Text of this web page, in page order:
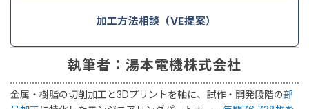
加工方法相談（VE提案）
執筆者：湯本電機株式会社
金属・樹脂の切削加工と3Dプリントを軸に、試作・開発段階の部